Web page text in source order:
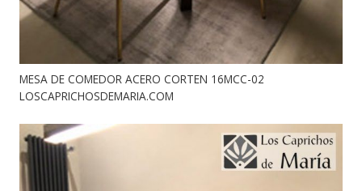
MESA DE COMEDOR ACERO CORTEN 16MCC-02
LOSCAPRICHOSDEMARIA.COM